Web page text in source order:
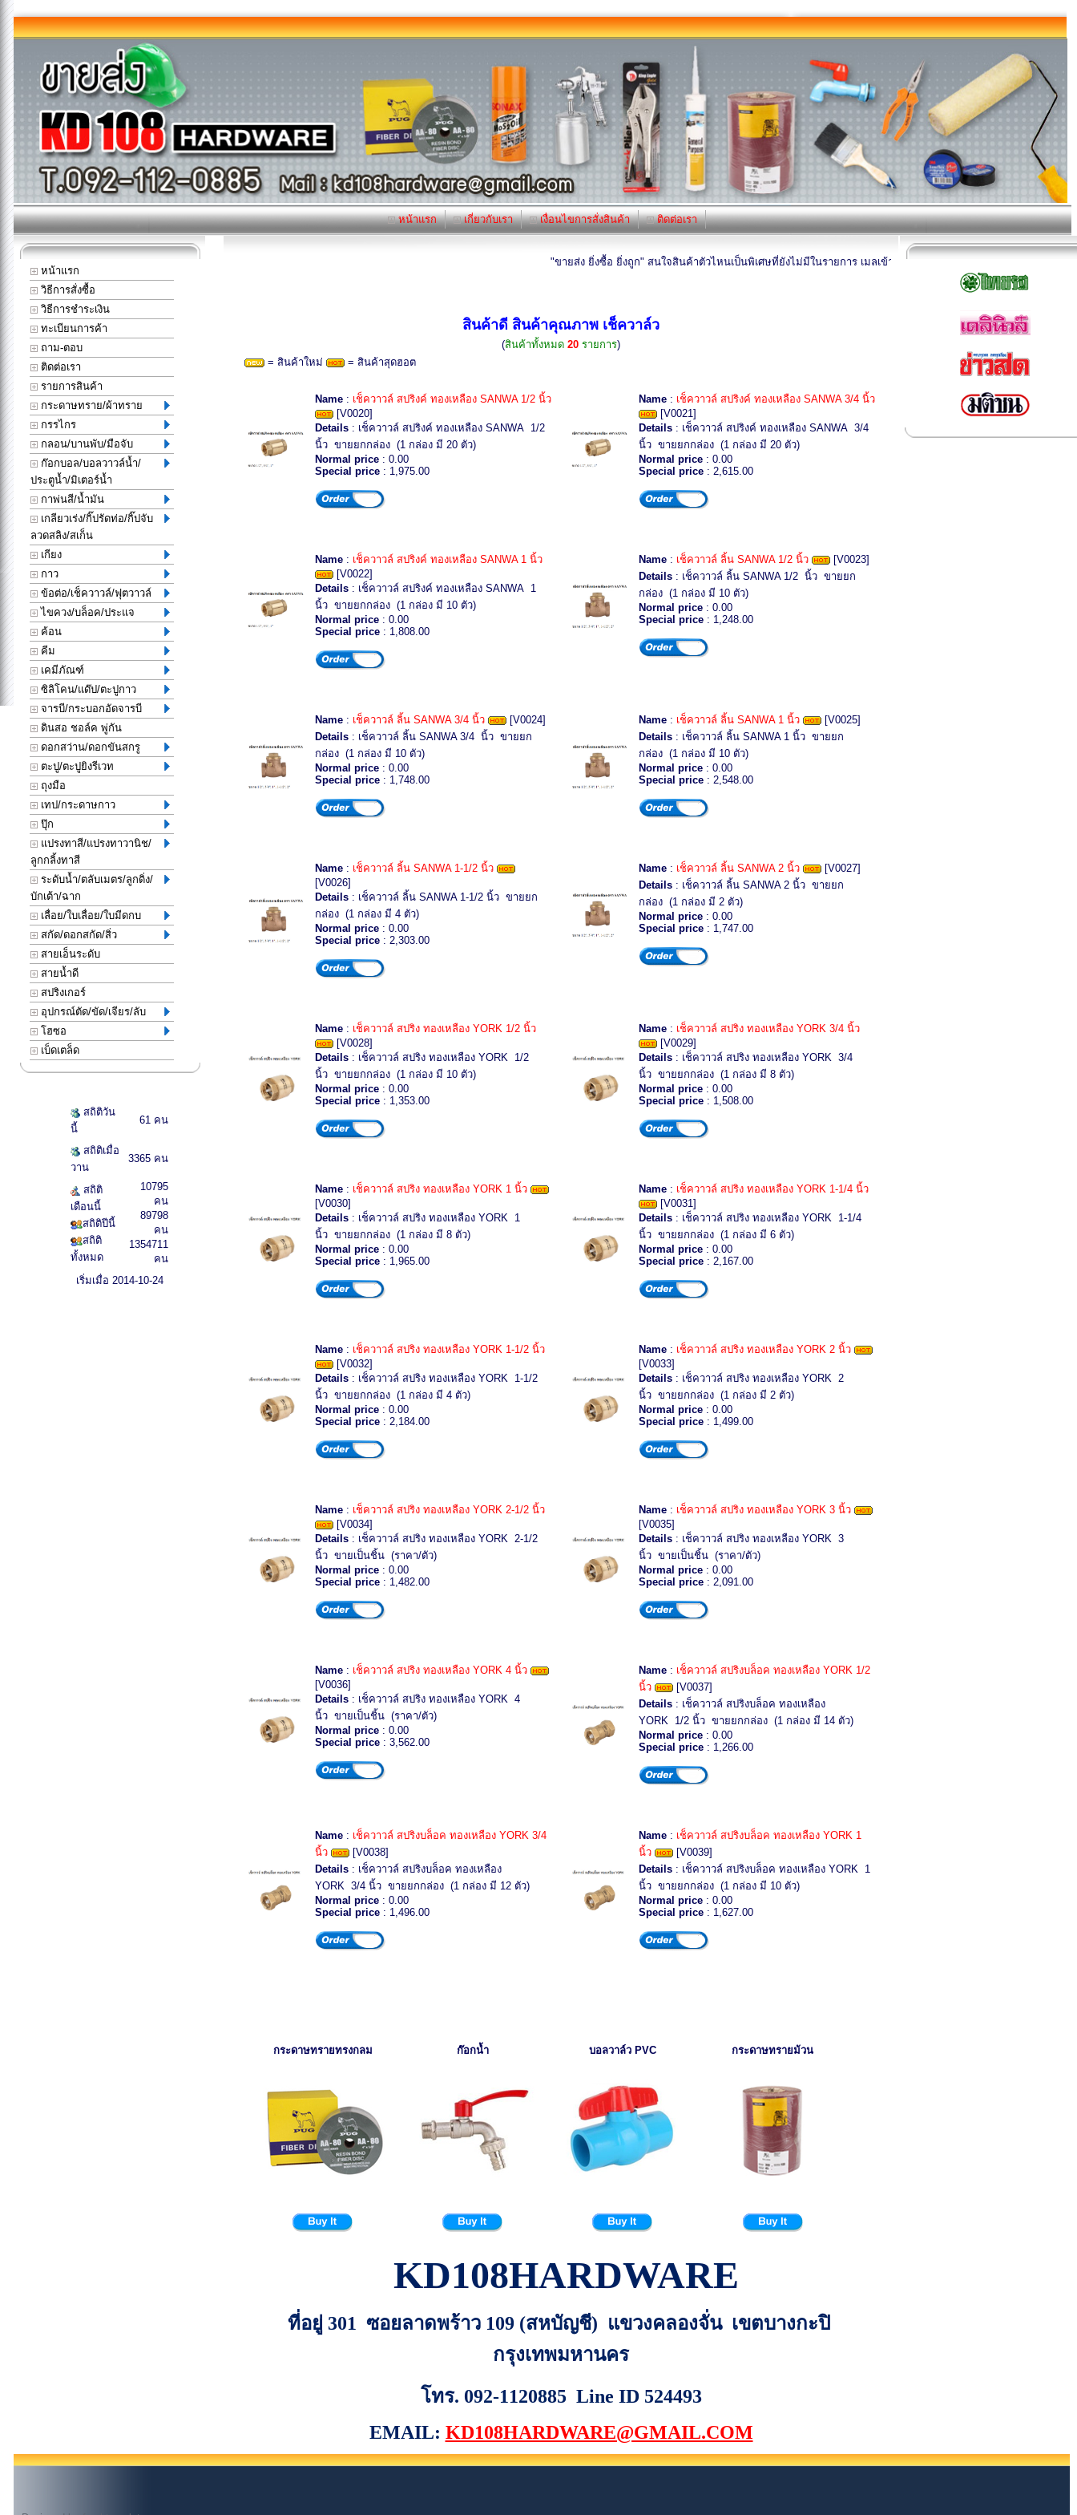
หน้าแรก เกี่ยวกับเรา เงื่อนไขการสั่งสินค้า ติดต่อเรา
หน้าแรก
วิธีการสั่งซื้อ
วิธีการชำระเงิน
ทะเบียนการค้า
ถาม-ตอบ
ติดต่อเรา
รายการสินค้า
กระดาษทราย/ผ้าทราย
กรรไกร
กลอน/บานพับ/มือจับ
ก๊อกบอล/บอลวาวล์น้ำ/
ประตูน้ำ/มิเตอร์น้ำ
กาพ่นสี/น้ำมัน
เกลียวเร่ง/กิ๊ปรัดท่อ/กิ๊ปจับ
ลวดสลิง/สเก็น
เกียง
กาว
ข้อต่อ/เช็ควาวล์/ฟุตวาวล์
ไขควง/บล็อค/ประแจ
ค้อน
คีม
เคมีภัณฑ์
ซิลิโคน/แด๊ป/ตะปูกาว
จารบี/กระบอกอัดจารบี
ดินสอ ชอล์ค พู่กัน
ดอกสว่าน/ดอกขันสกรู
ตะปู/ตะปูยิงรีเวท
ถุงมือ
เทป/กระดาษกาว
ปุ๊ก
แปรงทาสี/แปรงทาวานิช/
ลูกกลิ้งทาสี
ระดับน้ำ/ตลับเมตร/ลูกดิ่ง/
บักเต้า/ฉาก
เลื่อย/ใบเลื่อย/ใบมีดกบ
สกัด/ดอกสกัด/สิ่ว
สายเอ็นระดับ
สายน้ำดี
สปริงเกอร์
อุปกรณ์ตัด/ขัด/เจียร/ลับ
โฮซอ
เบ็ดเตล็ด
สถิติวัน
นี้
61 คน
สถิติเมื่อ
วาน
3365 คน
สถิติ
เดือนนี้
สถิติปีนี้
สถิติ
ทั้งหมด
10795
คน
89798
คน
1354711
คน
เริ่มเมื่อ 2014-10-24
"ขายส่ง ยิ่งซื้อ ยิ่งถูก" สนใจสินค้าตัวไหนเป็นพิเศษที่ยังไม่มีในรายการ เมลเข้ามาสอบถามได้นะครับ โดยระบุชื่อสินค้า ยี่ห้อ
สินค้าดี สินค้าคุณภาพ เช็ควาล์ว
(สินค้าทั้งหมด 20 รายการ)
= สินค้าใหม่
= สินค้าสุดฮอต
Name : เช็ควาวล์ สปริงค์ ทองเหลือง SANWA 1/2 นิ้ว
[V0020]
Details : เช็ควาวล์ สปริงค์ ทองเหลือง SANWA 1/2
นิ้ว ขายยกกล่อง (1 กล่อง มี 20 ตัว)
Normal price : 0.00
Special price : 1,975.00
Name : เช็ควาวล์ สปริงค์ ทองเหลือง SANWA 3/4 นิ้ว
[V0021]
Details : เช็ควาวล์ สปริงค์ ทองเหลือง SANWA 3/4
นิ้ว ขายยกกล่อง (1 กล่อง มี 20 ตัว)
Normal price : 0.00
Special price : 2,615.00
Name : เช็ควาวล์ สปริงค์ ทองเหลือง SANWA 1 นิ้ว
[V0022]
Details : เช็ควาวล์ สปริงค์ ทองเหลือง SANWA 1
นิ้ว ขายยกกล่อง (1 กล่อง มี 10 ตัว)
Normal price : 0.00
Special price : 1,808.00
Name : เช็ควาวล์ ลิ้น SANWA 1/2 นิ้ว
[V0023]
Details : เช็ควาวล์ ลิ้น SANWA 1/2 นิ้ว ขายยก
กล่อง (1 กล่อง มี 10 ตัว)
Normal price : 0.00
Special price : 1,248.00
Name : เช็ควาวล์ ลิ้น SANWA 3/4 นิ้ว
[V0024]
Details : เช็ควาวล์ ลิ้น SANWA 3/4 นิ้ว ขายยก
กล่อง (1 กล่อง มี 10 ตัว)
Normal price : 0.00
Special price : 1,748.00
Name : เช็ควาวล์ ลิ้น SANWA 1 นิ้ว
[V0025]
Details : เช็ควาวล์ ลิ้น SANWA 1 นิ้ว ขายยก
กล่อง (1 กล่อง มี 10 ตัว)
Normal price : 0.00
Special price : 2,548.00
Name : เช็ควาวล์ ลิ้น SANWA 1-1/2 นิ้ว
[V0026]
Details : เช็ควาวล์ ลิ้น SANWA 1-1/2 นิ้ว ขายยก
กล่อง (1 กล่อง มี 4 ตัว)
Normal price : 0.00
Special price : 2,303.00
Name : เช็ควาวล์ ลิ้น SANWA 2 นิ้ว
[V0027]
Details : เช็ควาวล์ ลิ้น SANWA 2 นิ้ว ขายยก
กล่อง (1 กล่อง มี 2 ตัว)
Normal price : 0.00
Special price : 1,747.00
Name : เช็ควาวล์ สปริง ทองเหลือง YORK 1/2 นิ้ว
[V0028]
Details : เช็ควาวล์ สปริง ทองเหลือง YORK 1/2
นิ้ว ขายยกกล่อง (1 กล่อง มี 10 ตัว)
Normal price : 0.00
Special price : 1,353.00
Name : เช็ควาวล์ สปริง ทองเหลือง YORK 3/4 นิ้ว
[V0029]
Details : เช็ควาวล์ สปริง ทองเหลือง YORK 3/4
นิ้ว ขายยกกล่อง (1 กล่อง มี 8 ตัว)
Normal price : 0.00
Special price : 1,508.00
Name : เช็ควาวล์ สปริง ทองเหลือง YORK 1 นิ้ว
[V0030]
Details : เช็ควาวล์ สปริง ทองเหลือง YORK 1
นิ้ว ขายยกกล่อง (1 กล่อง มี 8 ตัว)
Normal price : 0.00
Special price : 1,965.00
Name : เช็ควาวล์ สปริง ทองเหลือง YORK 1-1/4 นิ้ว
[V0031]
Details : เช็ควาวล์ สปริง ทองเหลือง YORK 1-1/4
นิ้ว ขายยกกล่อง (1 กล่อง มี 6 ตัว)
Normal price : 0.00
Special price : 2,167.00
Name : เช็ควาวล์ สปริง ทองเหลือง YORK 1-1/2 นิ้ว
[V0032]
Details : เช็ควาวล์ สปริง ทองเหลือง YORK 1-1/2
นิ้ว ขายยกกล่อง (1 กล่อง มี 4 ตัว)
Normal price : 0.00
Special price : 2,184.00
Name : เช็ควาวล์ สปริง ทองเหลือง YORK 2 นิ้ว
[V0033]
Details : เช็ควาวล์ สปริง ทองเหลือง YORK 2
นิ้ว ขายยกกล่อง (1 กล่อง มี 2 ตัว)
Normal price : 0.00
Special price : 1,499.00
Name : เช็ควาวล์ สปริง ทองเหลือง YORK 2-1/2 นิ้ว
[V0034]
Details : เช็ควาวล์ สปริง ทองเหลือง YORK 2-1/2
นิ้ว ขายเป็นชิ้น (ราคา/ตัว)
Normal price : 0.00
Special price : 1,482.00
Name : เช็ควาวล์ สปริง ทองเหลือง YORK 3 นิ้ว
[V0035]
Details : เช็ควาวล์ สปริง ทองเหลือง YORK 3
นิ้ว ขายเป็นชิ้น (ราคา/ตัว)
Normal price : 0.00
Special price : 2,091.00
Name : เช็ควาวล์ สปริง ทองเหลือง YORK 4 นิ้ว
[V0036]
Details : เช็ควาวล์ สปริง ทองเหลือง YORK 4
นิ้ว ขายเป็นชิ้น (ราคา/ตัว)
Normal price : 0.00
Special price : 3,562.00
Name : เช็ควาวล์ สปริงบล็อค ทองเหลือง YORK 1/2
นิ้ว
[V0037]
Details : เช็ควาวล์ สปริงบล็อค ทองเหลือง
YORK 1/2 นิ้ว ขายยกกล่อง (1 กล่อง มี 14 ตัว)
Normal price : 0.00
Special price : 1,266.00
Name : เช็ควาวล์ สปริงบล็อค ทองเหลือง YORK 3/4
นิ้ว
[V0038]
Details : เช็ควาวล์ สปริงบล็อค ทองเหลือง
YORK 3/4 นิ้ว ขายยกกล่อง (1 กล่อง มี 12 ตัว)
Normal price : 0.00
Special price : 1,496.00
Name : เช็ควาวล์ สปริงบล็อค ทองเหลือง YORK 1
นิ้ว
[V0039]
Details : เช็ควาวล์ สปริงบล็อค ทองเหลือง YORK 1
นิ้ว ขายยกกล่อง (1 กล่อง มี 10 ตัว)
Normal price : 0.00
Special price : 1,627.00
กระดาษทรายทรงกลม ก๊อกน้ำ บอลวาล์ว PVC กระดาษทรายม้วน
KD108HARDWARE
ที่อยู่ 301 ซอยลาดพร้าว 109 (สหบัญชี) แขวงคลองจั่น เขตบางกะปิ
กรุงเทพมหานคร
โทร. 092-1120885 Line ID 524493
EMAIL: KD108HARDWARE@GMAIL.COM